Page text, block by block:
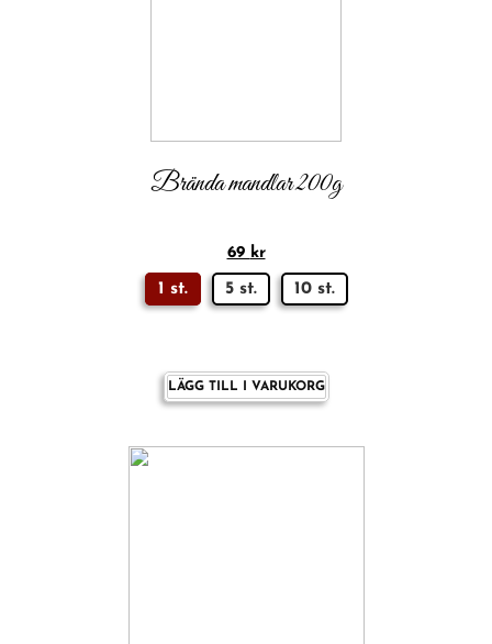
Brända mandlar 200g
69 kr
1 st. 5 st. 10 st.
LÄGG TILL I VARUKORG